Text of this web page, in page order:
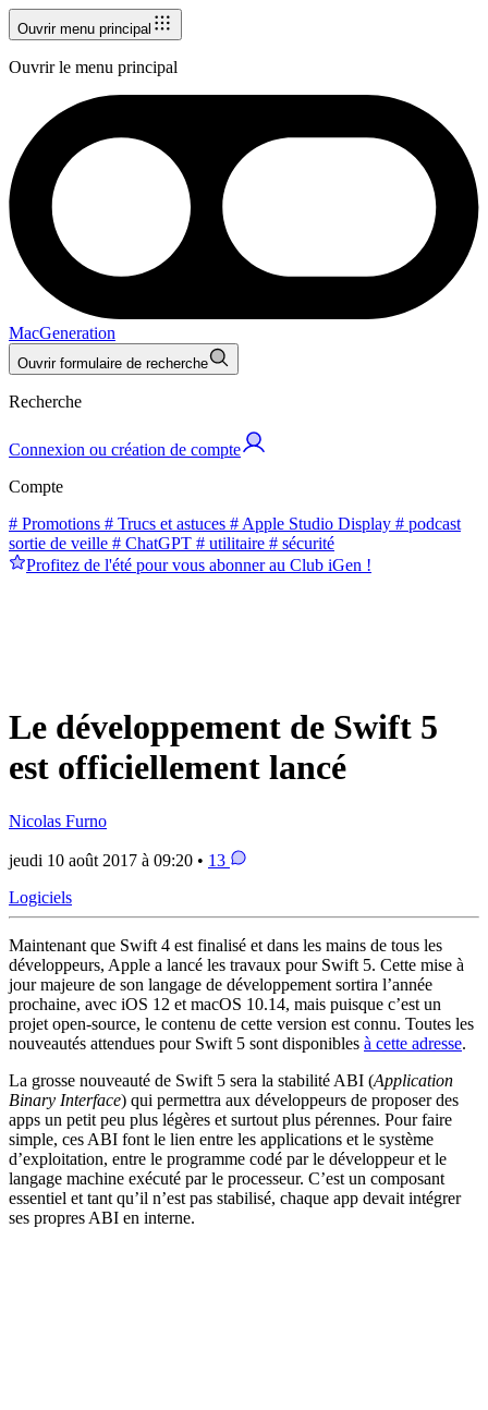
Ouvrir menu principal
Ouvrir le menu principal
MacGeneration
Ouvrir formulaire de recherche
Recherche
Connexion ou création de compte
Compte
# Promotions # Trucs et astuces # Apple Studio Display # podcast
sortie de veille # ChatGPT # utilitaire # sécurité
Profitez de l'été pour vous abonner au Club iGen !
Le développement de Swift 5
est officiellement lancé
Nicolas Furno
jeudi 10 août 2017 à 09:20 • 13
Logiciels
Maintenant que Swift 4 est finalisé et dans les mains de tous les
développeurs, Apple a lancé les travaux pour Swift 5. Cette mise à
jour majeure de son langage de développement sortira l’année
prochaine, avec iOS 12 et macOS 10.14, mais puisque c’est un
projet open-source, le contenu de cette version est connu. Toutes les
nouveautés attendues pour Swift 5 sont disponibles à cette adresse.
La grosse nouveauté de Swift 5 sera la stabilité ABI (Application
Binary Interface) qui permettra aux développeurs de proposer des
apps un petit peu plus légères et surtout plus pérennes. Pour faire
simple, ces ABI font le lien entre les applications et le système
d’exploitation, entre le programme codé par le développeur et le
langage machine exécuté par le processeur. C’est un composant
essentiel et tant qu’il n’est pas stabilisé, chaque app devait intégrer
ses propres ABI en interne.